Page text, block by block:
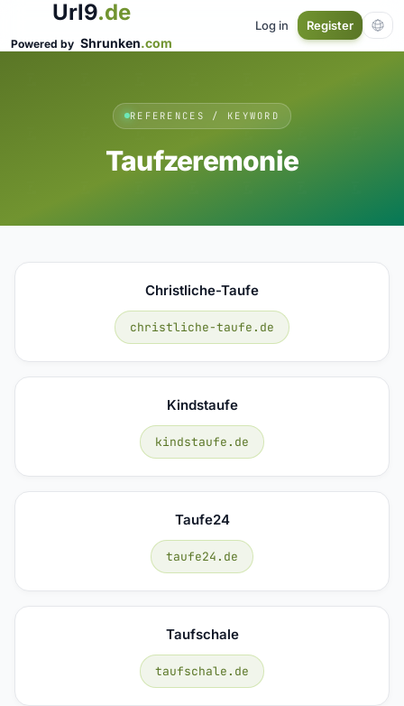
Url9.de
Powered by Shrunken.com
Log in Register
REFERENCES / KEYWORD
Taufzeremonie
Christliche-Taufe
christliche-taufe.de
Kindstaufe
kindstaufe.de
Taufe24
taufe24.de
Taufschale
taufschale.de